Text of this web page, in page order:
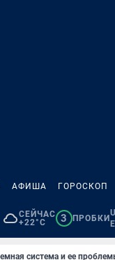
АФИША ГОРОСКОП
СЕЙЧАС
+22°C
3 ПРОБКИ
система и ее